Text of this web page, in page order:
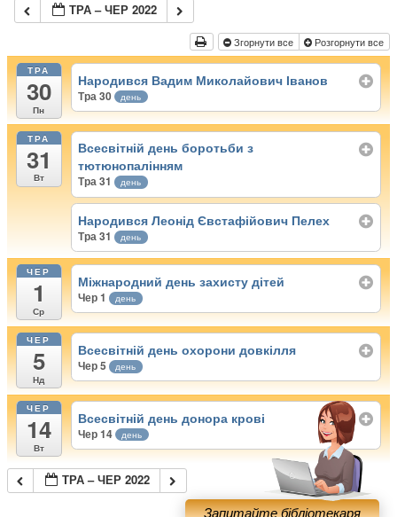
ТРА – ЧЕР 2022
Згорнути все Розгорнути все
ТРА
30
Пн
Народився Вадим Миколайович Іванов
Тра 30 день
ТРА
31
Вт
Всесвітній день боротьби з
тютюнопалінням
Тра 31 день
Народився Леонід Євстафійович Пелех
Тра 31 день
ЧЕР
1
Ср
Міжнародний день захисту дітей
Чер 1 день
ЧЕР
5
Нд
Всесвітній день охорони довкілля
Чер 5 день
ЧЕР
14
Вт
Всесвітній день донора крові
Чер 14 день
ТРА – ЧЕР 2022